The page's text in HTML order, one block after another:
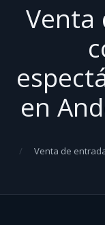
Venta
en
Venta de